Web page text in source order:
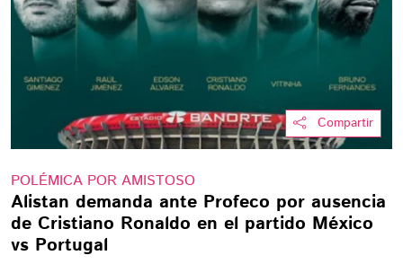
Compartir
POLÉMICA POR AMISTOSO
Alistan demanda ante Profeco por ausencia
de Cristiano Ronaldo en el partido México
vs Portugal